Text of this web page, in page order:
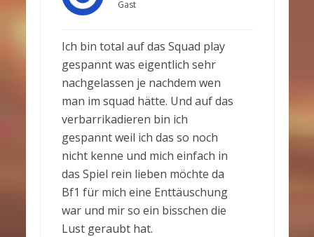
Gast
Ich bin total auf das Squad play
gespannt was eigentlich sehr
nachgelassen je nachdem wen
man im squad hätte. Und auf das
verbarrikadieren bin ich
gespannt weil ich das so noch
nicht kenne und mich einfach in
das Spiel rein lieben möchte da
Bf1 für mich eine Enttäuschung
war und mir so ein bisschen die
Lust geraubt hat.